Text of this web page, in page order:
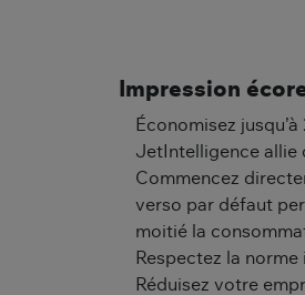
Impression
Économisez
JetIntelligence allie
Commencez
verso par défaut
moitié la
Respectez la
Réduisez votre